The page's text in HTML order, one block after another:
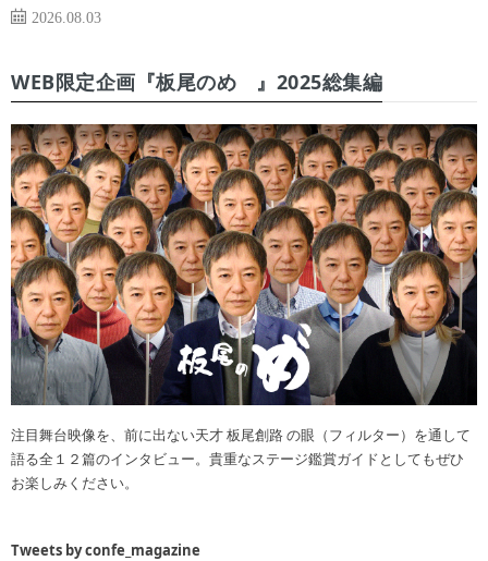
2026.08.03
WEB限定企画『板尾のめ゙』2025総集編
注目舞台映像を、前に出ない天才 板尾創路 の眼（フィルター）を通して
語る全１２篇のインタビュー。貴重なステージ鑑賞ガイドとしてもぜひ
お楽しみください。
Tweets by confe_magazine